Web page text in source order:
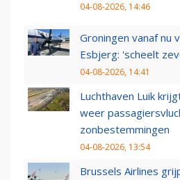
04-08-2026, 14:46
Groningen vanaf nu
Esbjerg: 'scheelt
04-08-2026, 14:41
Luchthaven Luik
weer
zonbestemmingen
04-08-2026, 13:54
Brussels Airlines